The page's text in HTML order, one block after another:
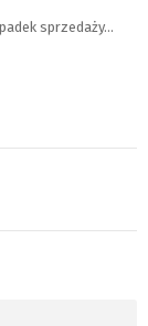
sprzedaży…